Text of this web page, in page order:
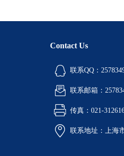
Contact Us
联系QQ：
联系邮箱：
传真：021-
联系地址：上海